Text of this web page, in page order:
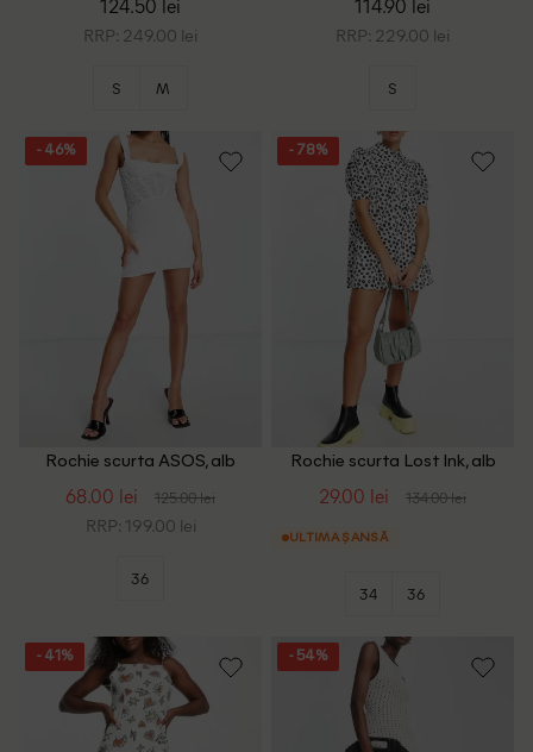
124.50 lei
RRP: 249.00 lei
S M
114.90 lei
RRP: 229.00 lei
S
- 46%
Rochie scurta ASOS, alb
68.00 lei 125.00 lei
RRP: 199.00 lei
36
- 78%
Rochie scurta Lost Ink, alb
29.00 lei 134.00 lei
ULTIMA ȘANSĂ
34 36
- 41% - 54%